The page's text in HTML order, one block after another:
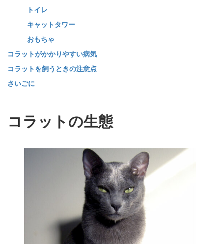
トイレ
キャットタワー
おもちゃ
コラットがかかりやすい病気
コラットを飼うときの注意点
さいごに
コラットの生態